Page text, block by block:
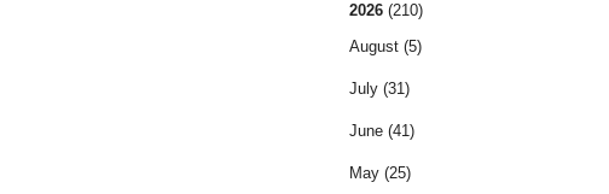
2026 (210)
August (5)
July (31)
June (41)
May (25)